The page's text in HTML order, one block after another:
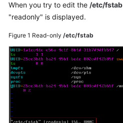
Getting
Started
User
Guide
Best
Practices
Reference
When you try to edit the /etc/fstab
"readonly" is displayed.
Figure 1 Read-only /etc/fstab